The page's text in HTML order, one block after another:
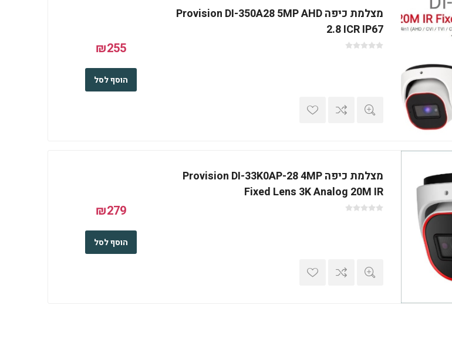
מצלמת כיפה Provision DI-350A28 5MP AHD
2.8 ICR IP67
₪255
הוסף לסל
מצלמת כיפה Provision DI-33K0AP-28 4MP
Fixed Lens 3K Analog 20M IR
₪279
הוסף לסל